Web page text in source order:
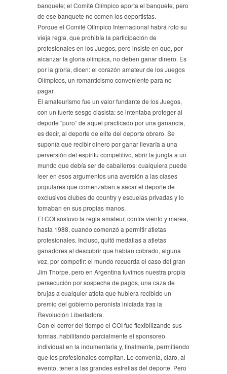
banquete; el Comité Olímpico aporta el banquete, pero
de ese banquete no comen los deportistas.
Porque el Comité Olímpico Internacional habrá roto su
vieja regla, que prohibía la participación de
profesionales en los Juegos, pero insiste en que, por
alcanzar la gloria olímpica, no deben ganar dinero. Es
por la gloria, dicen: el corazón amateur de los Juegos
Olímpicos, un romanticismo conveniente para no
pagar.
El amateurismo fue un valor fundante de los Juegos,
con un fuerte sesgo clasista: se intentaba proteger al
deporte “puro” de aquel practicado por una ganancia,
es decir, al deporte de elite del deporte obrero. Se
suponía que recibir dinero por ganar llevaría a una
perversión del espíritu competitivo, abrir la jungla a un
mundo que debía ser de caballeros: cualquiera puede
leer en esos argumentos una aversión a las clases
populares que comenzaban a sacar el deporte de
exclusivos clubes de country y escuelas privadas y lo
tomaban en sus propias manos.
El COI sostuvo la regla amateur, contra viento y marea,
hasta 1988, cuando comenzó a permitir atletas
profesionales. Incluso, quitó medallas a atletas
ganadores al descubrir que habían cobrado, alguna
vez, por competir: el mundo recuerda el caso del gran
Jim Thorpe, pero en Argentina tuvimos nuestra propia
persecución por sospecha de pagos, una caza de
brujas a cualquier atleta que hubiera recibido un
premio del gobierno peronista iniciada tras la
Revolución Libertadora.
Con el correr del tiempo el COI fue flexibilizando sus
formas, habilitando parcialmente el sponsoreo
individual en la indumentaria y, finalmente, permitiendo
que los profesionales compitan. Le convenía, claro, al
evento, tener a las grandes estrellas del deporte. Pero